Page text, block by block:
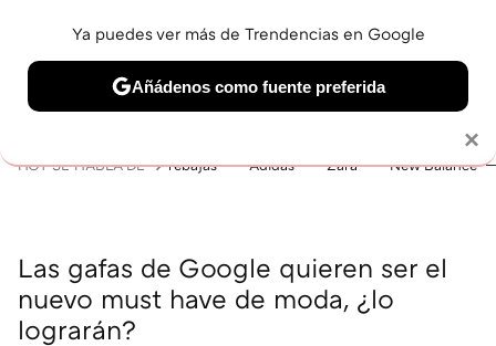
BELLEZA SHOPPING VIAJES GASTRO SNEAKERS
HOY SE HABLA DE rebajas Adidas Zara New Balance
Las gafas de Google quieren ser el
nuevo must have de moda, ¿lo
lograrán?
×
Ya puedes ver más de Trendencias en Google
Añádenos como fuente preferida